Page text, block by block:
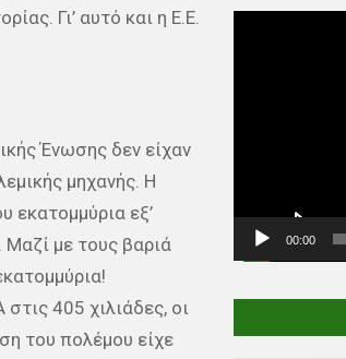
Γι’ αυτό και η Ε.Ε.
Ένωσης δεν είχαν
μηχανής. Η
εξ’
με τους βαριά
405 χιλιάδες, οι
του πολέμου είχε
00:00